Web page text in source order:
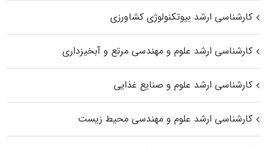
کارشناسی ارشد بیوتکنولوژی کشاورزی
کارشناسی ارشد علوم و مهندسی مرتع و آبخیزداری
کارشناسی ارشد علوم و صنایع غذایی
کارشناسی ارشد علوم و مهندسی محیط زیست